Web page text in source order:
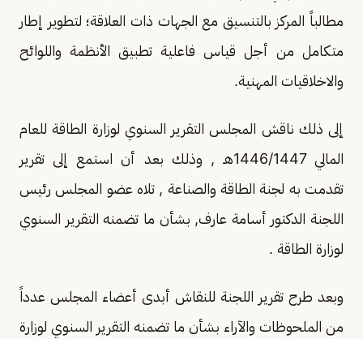
مطالباً المركز بالتنسيق مع الجهات ذات العلاقة؛ لتطوير إطار
متكامل من أجل قياس فاعلية تطبيق الأنظمة واللوائح
والاخلاقيات المهنية.
إلى ذلك ناقش المجلس التقرير السنوي لوزارة الطاقة للعام
المالي 1446/1447هـ , وذلك بعد أن استمع إلى تقرير
تقدمت به لجنة الطاقة والصناعة , تلاه عضو المجلس رئيس
اللجنة الدكتور أسامة عارف, بشأن ما تضمنه التقرير السنوي
لوزارة الطاقة .
وبعد طرح تقرير اللجنة للنقاش أبدى أعضاء المجلس عدداً
من الملحوظات والآراء بشأن ما تضمنه التقرير السنوي لوزارة